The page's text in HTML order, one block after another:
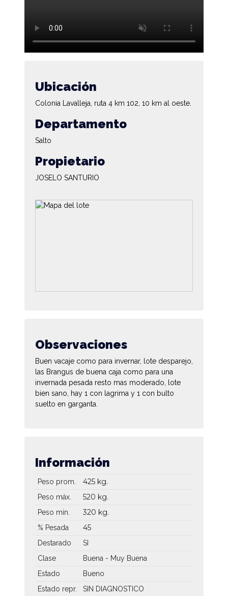
Ubicación
Colonia Lavalleja, ruta 4 km 102, 10 km al oeste.
Departamento
Salto
Propietario
JOSELO SANTURIO
Observaciones
Buen vacaje como para invernar, lote desparejo,
las Brangus de buena caja como para una
invernada pesada resto mas moderado, lote
bien sano, hay 1 con lagrima y 1 con bulto
suelto en garganta.
Información
Peso prom. 425 kg.
Peso máx. 520 kg.
Peso mín. 320 kg.
% Pesada 45
Destarado
SI
Clase
Buena - Muy Buena
Estado
Bueno
Estado repr.
SIN DIAGNOSTICO